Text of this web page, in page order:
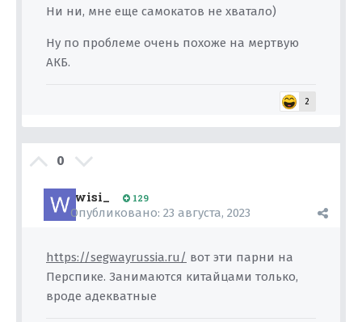
Ни ни, мне еще самокатов не хватало)
Ну по проблеме очень похоже на мертвую
АКБ.
2
0
wisi_ 129
Опубликовано: 23 августа, 2023
https://segwayrussia.ru/ вот эти парни на
Перспике. Занимаются китайцами только,
вроде адекватные